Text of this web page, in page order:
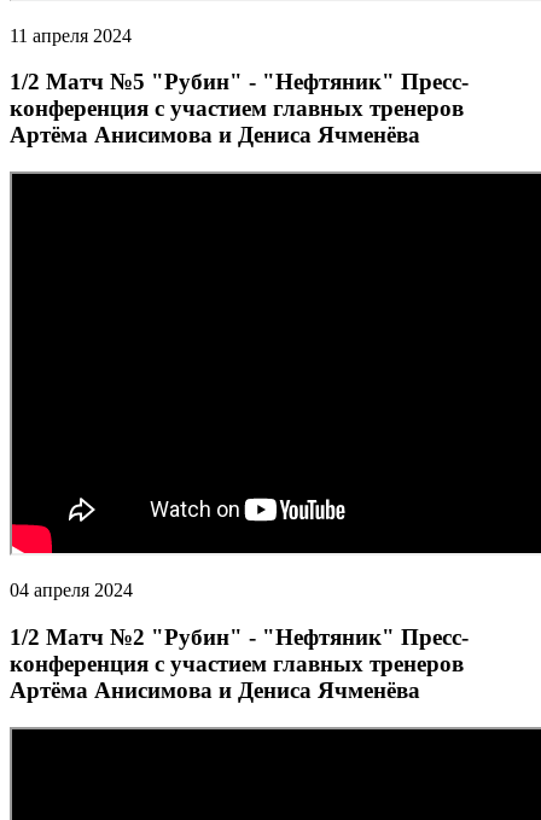
11 апреля 2024
1/2 Матч №5 "Рубин" - "Нефтяник" Пресс-
конференция с участием главных тренеров
Артёма Анисимова и Дениса Ячменёва
04 апреля 2024
1/2 Матч №2 "Рубин" - "Нефтяник" Пресс-
конференция с участием главных тренеров
Артёма Анисимова и Дениса Ячменёва